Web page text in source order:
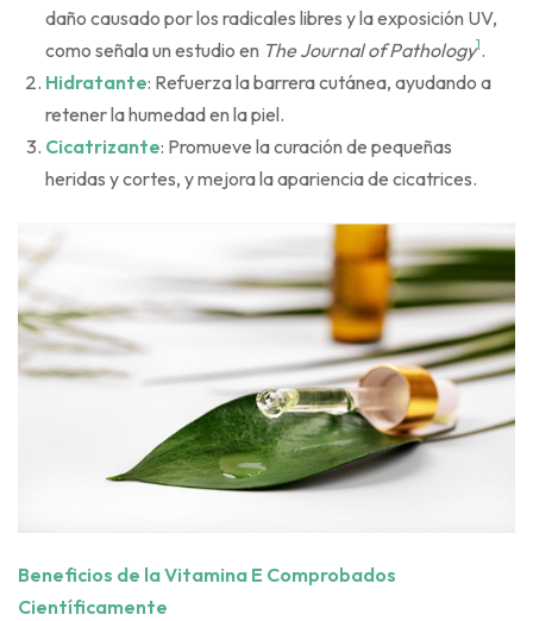
daño causado por los radicales libres y la exposición UV,
como señala un estudio en The Journal of Pathology1.
Hidratante: Refuerza la barrera cutánea, ayudando a
retener la humedad en la piel.
Cicatrizante: Promueve la curación de pequeñas
heridas y cortes, y mejora la apariencia de cicatrices.
Beneficios de la Vitamina E Comprobados
Científicamente